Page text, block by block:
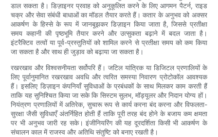
डाल सकता है। डिज़ाइनर प्रवाह को अनुकूलित करने के लिए आगमन पैटर्न, राइड
चक्र और सेवा संबंधी बाधाओं का मॉडल तैयार करते हैं। कतार के अनुभव को अक्सर
आकर्षण के हिस्से के रूप में जानबूझकर डिज़ाइन किया जाता है, जिससे प्रतीक्षा
समय कहानी की पृष्ठभूमि तैयार करने और उत्सुकता बढ़ाने में बदल जाता है।
इंटरैक्टिव तत्वों या पूर्व-प्रस्तुतियों को शामिल करने से प्रतीक्षा समय को कम किया
जा सकता है और साथ ही जुड़ाव को बढ़ाया जा सकता है।
रखरखाव और विश्वसनीयता सर्वोपरि हैं। जटिल यांत्रिक या डिजिटल प्रणालियों के
लिए पूर्वानुमानित रखरखाव अवधि और त्वरित समस्या निवारण प्रोटोकॉल आवश्यक
हैं। इसलिए डिज़ाइन कंपनियाँ सुविधाओं के प्रबंधकों के साथ मिलकर काम करती हैं
ताकि यह सुनिश्चित किया जा सके कि सिस्टम सुलभ, मॉड्यूलर और निदान योग्य हों।
नियंत्रण प्रणालियों में अतिरेक, सुचारू रूप से कार्य करना बंद करना और विफलता-
सुरक्षा जैसी सुविधाएँ अंतर्निहित होती हैं ताकि पूरी तरह बंद होने के बजाय कम क्षमता
पर भी अनुभव जारी रह सके। इंजीनियरिंग की यह दूरदर्शिता किसी भी आकर्षण के
संचालन काल में राजस्व और अतिथि संतुष्टि को बनाए रखती है।